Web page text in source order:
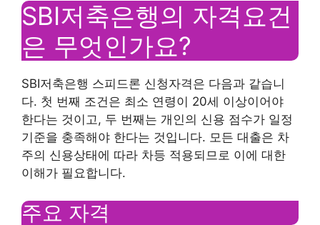
SBI저축은행의 자격요건
은 무엇인가요?
SBI저축은행 스피드론 신청자격은 다음과 같습니
다. 첫 번째 조건은 최소 연령이 20세 이상이어야
한다는 것이고, 두 번째는 개인의 신용 점수가 일정
기준을 충족해야 한다는 것입니다. 모든 대출은 차
주의 신용상태에 따라 차등 적용되므로 이에 대한
이해가 필요합니다.
주요 자격